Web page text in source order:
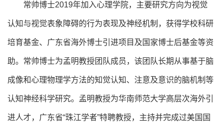
常帅博士2019年加入心理学院，主要研究方向为视觉
认知与视觉表象障碍的行为表现及神经机制，获得学校科研
培育基金、广东省海外博士引进项目及国家博士后基金等资
助。常帅博士为孟明教授团队成员，该团队长期从事基于脑
成像和心理物理学方法的知觉认知、注意及意识的脑机制等
认知神经科学研究。孟明教授为华南师范大学高层次海外引
进人才，广东省“珠江学者”特聘教授，主持并完成过美国国